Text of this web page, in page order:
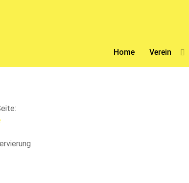
Home Verein